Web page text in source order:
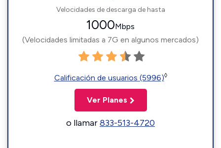
Velocidades de descarga de hasta
1000Mbps
(Velocidades limitadas a 7G en algunos mercados)
Calificación de usuarios (5996)◊
Ver Planes
o llamar833-513-4720